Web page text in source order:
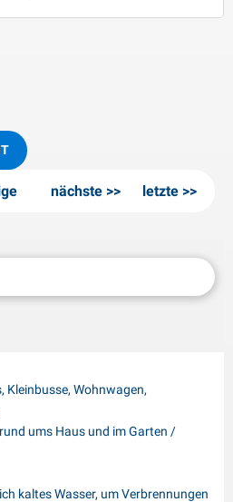
nächste letzte
Kleinbusse, Wohnwagen,
ums Haus und im Garten /
kaltes Wasser, um Verbrennungen